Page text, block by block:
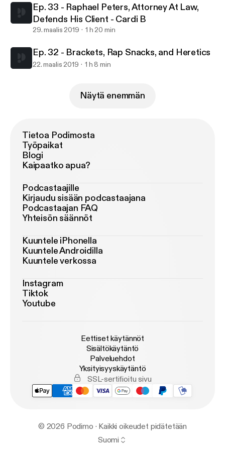
Ep. 33 - Raphael Peters, Attorney At Law,
Defends His Client - Cardi B
29. maalis 2019 1 h 20 min
Ep. 32 - Brackets, Rap Snacks, and Heretics
22. maalis 2019 1 h 8 min
Näytä enemmän
Tietoa Podimosta
Työpaikat
Blogi
Kaipaatko apua?
Podcastaajille
Kirjaudu sisään podcastaajana
Podcastaajan FAQ
Yhteisön säännöt
Kuuntele iPhonella
Kuuntele Androidilla
Kuuntele verkossa
Instagram
Tiktok
Youtube
Eettiset käytännöt
Sisältökäytäntö
Palveluehdot
Yksityisyyskäytäntö
SSL-sertifioitu sivu
© 2026 Podimo · Kaikki oikeudet pidätetään
Suomi